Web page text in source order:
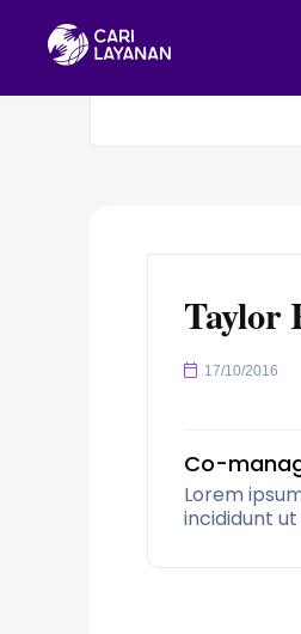
Taylor
17/10/2016
Co-
Lorem
incididunt